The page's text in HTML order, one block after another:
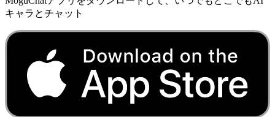
キャラとチャット